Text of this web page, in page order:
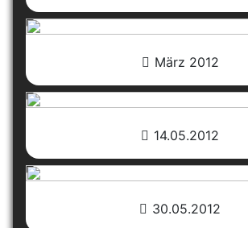
März 2012
14.05.2012
30.05.2012